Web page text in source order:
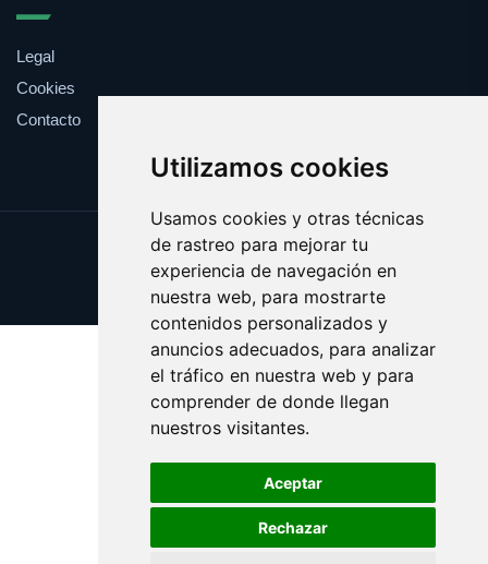
Utilizamos cookies
Usamos cookies y otras técnicas
de rastreo para mejorar tu
experiencia de navegación en
nuestra web, para mostrarte
contenidos personalizados y
anuncios adecuados, para analizar
el tráfico en nuestra web y para
comprender de donde llegan
nuestros visitantes.
Aceptar
Rechazar
Legal
Cookies
Contacto
Update cookies preferences
Copyright © 2025 websport.es